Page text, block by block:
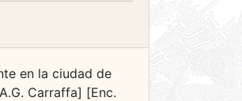
en la ciudad de
Carraffa] [Enc.